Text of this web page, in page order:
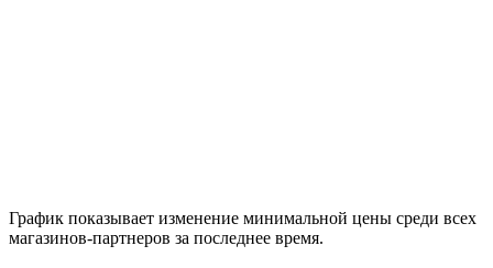
График показывает изменение минимальной цены среди всех
магазинов-партнеров за последнее время.